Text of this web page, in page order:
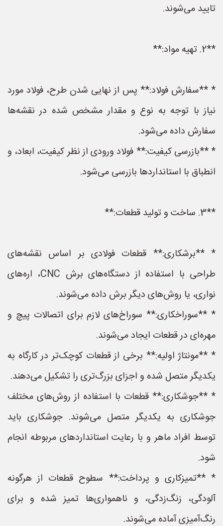
تایید می‌شوند.
**2. تهیه مواد:**
* **سفارش فولاد:** پس از نهایی شدن طرح، فولاد مورد
نیاز با توجه به نوع و مقدار مشخص شده در نقشه‌ها
سفارش داده می‌شود.
* **بازرسی کیفیت:** فولاد ورودی از نظر کیفیت، ابعاد، و
انطباق با استانداردها بازرسی می‌شود.
**3. ساخت و تولید قطعات:**
* **برشکاری:** قطعات فولادی بر اساس نقشه‌های
طراحی با استفاده از دستگاه‌های برش CNC، اره‌های
نواری، یا روش‌های دیگر برش داده می‌شوند.
* **سوراخکاری:** سوراخ‌های لازم برای اتصالات پیچ و
مهره‌ای در قطعات ایجاد می‌شوند.
* **مونتاژ اولیه:** برخی از قطعات کوچک‌تر در کارگاه به
یکدیگر متصل شده و اجزای بزرگ‌تری را تشکیل می‌دهند.
* **جوشکاری:** قطعات با استفاده از روش‌های مختلف
جوشکاری به یکدیگر متصل می‌شوند. جوشکاری باید
توسط افراد ماهر و با رعایت استانداردهای مربوطه انجام
شود.
* **تمیزکاری و پرداخت:** سطوح قطعات از هرگونه
آلودگی، زنگ‌زدگی، و ناهمواری‌ها تمیز شده و برای
رنگ‌آمیزی آماده می‌شوند.